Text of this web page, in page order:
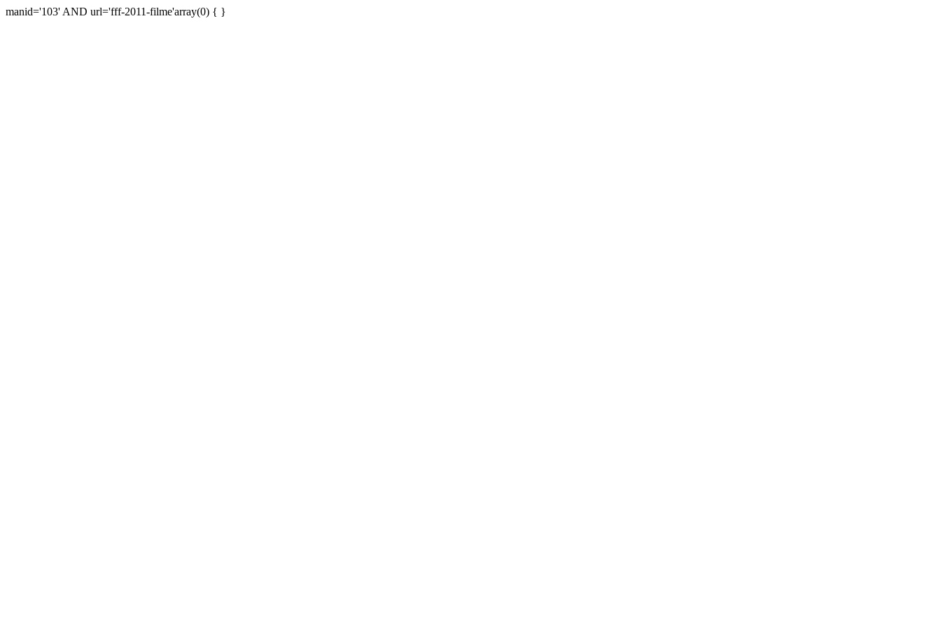
manid='103' AND url='fff-2011-filme'array(0) { }